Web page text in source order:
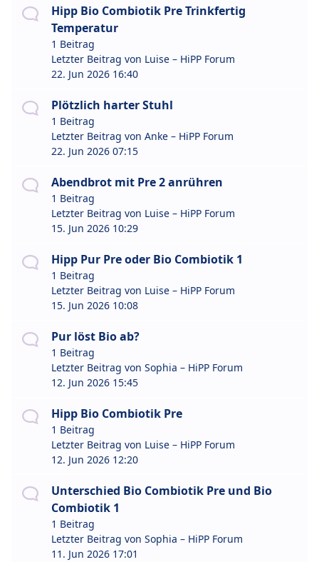
Hipp Bio Combiotik Pre Trinkfertig
Temperatur
1 Beitrag
Letzter Beitrag von Luise – HiPP Forum
22. Jun 2026 16:40
Plötzlich harter Stuhl
1 Beitrag
Letzter Beitrag von Anke – HiPP Forum
22. Jun 2026 07:15
Abendbrot mit Pre 2 anrühren
1 Beitrag
Letzter Beitrag von Luise – HiPP Forum
15. Jun 2026 10:29
Hipp Pur Pre oder Bio Combiotik 1
1 Beitrag
Letzter Beitrag von Luise – HiPP Forum
15. Jun 2026 10:08
Pur löst Bio ab?
1 Beitrag
Letzter Beitrag von Sophia – HiPP Forum
12. Jun 2026 15:45
Hipp Bio Combiotik Pre
1 Beitrag
Letzter Beitrag von Luise – HiPP Forum
12. Jun 2026 12:20
Unterschied Bio Combiotik Pre und Bio
Combiotik 1
1 Beitrag
Letzter Beitrag von Sophia – HiPP Forum
11. Jun 2026 17:01